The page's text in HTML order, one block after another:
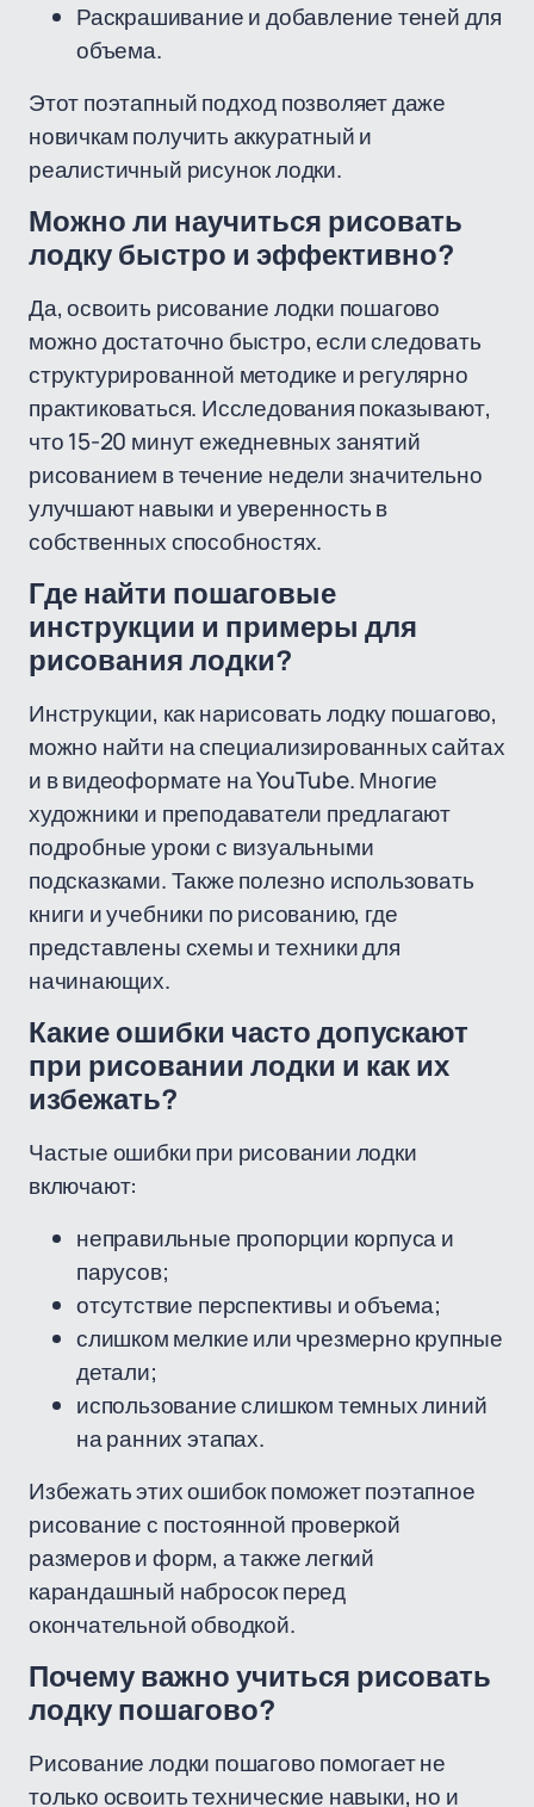
Раскрашивание и добавление теней для
объема.
Этот поэтапный подход позволяет даже
новичкам получить аккуратный и
реалистичный рисунок лодки.
Можно ли научиться рисовать
лодку быстро и эффективно?
Да, освоить рисование лодки пошагово
можно достаточно быстро, если следовать
структурированной методике и регулярно
практиковаться. Исследования показывают,
что 15-20 минут ежедневных занятий
рисованием в течение недели значительно
улучшают навыки и уверенность в
собственных способностях.
Где найти пошаговые
инструкции и примеры для
рисования лодки?
Инструкции, как нарисовать лодку пошагово,
можно найти на специализированных сайтах
и в видеоформате на YouTube. Многие
художники и преподаватели предлагают
подробные уроки с визуальными
подсказками. Также полезно использовать
книги и учебники по рисованию, где
представлены схемы и техники для
начинающих.
Какие ошибки часто допускают
при рисовании лодки и как их
избежать?
Частые ошибки при рисовании лодки
включают:
неправильные пропорции корпуса и
парусов;
отсутствие перспективы и объема;
слишком мелкие или чрезмерно крупные
детали;
использование слишком темных линий
на ранних этапах.
Избежать этих ошибок поможет поэтапное
рисование с постоянной проверкой
размеров и форм, а также легкий
карандашный набросок перед
окончательной обводкой.
Почему важно учиться рисовать
лодку пошагово?
Рисование лодки пошагово помогает не
только освоить технические навыки, но и